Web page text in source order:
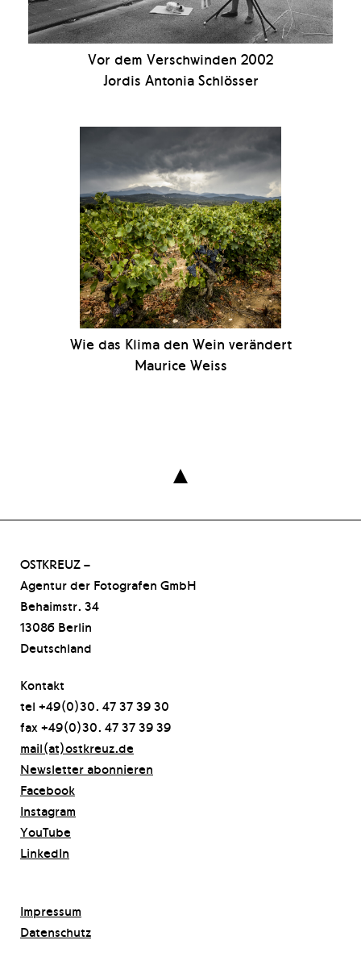
Vor dem Verschwinden 2002
Jordis Antonia Schlösser
Wie das Klima den Wein verändert
Maurice Weiss

OSTKREUZ –
Agentur der Fotografen GmbH
Behaimstr. 34
13086 Berlin
Deutschland
Kontakt
tel +49(0)30. 47 37 39 30
fax +49(0)30. 47 37 39 39
mail(at)ostkreuz.de
Newsletter abonnieren
Facebook
Instagram
YouTube
LinkedIn
Impressum
Datenschutz